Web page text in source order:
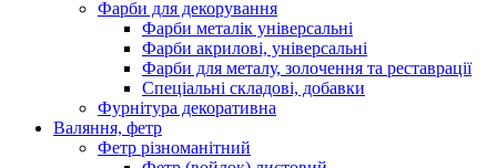
Фарби для декорування
Фарби металік універсальні
Фарби акрилові, універсальні
Фарби для металу, золочення та реставрації
Спеціальні складові, добавки
Фурнітура декоративна
Валяння, фетр
Фетр різноманітний